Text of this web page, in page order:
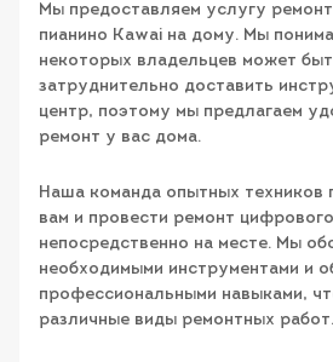
Мы предоставляем услугу
пианино Kawai на дому. Мы
некоторых владельцев может
затруднительно доставить
центр, поэтому мы предлагаем
ремонт у вас дома.
Наша команда опытных техников
вам и провести ремонт
непосредственно на месте. Мы
необходимыми инструментами и
профессиональными навыками,
различные виды ремонтных работ.